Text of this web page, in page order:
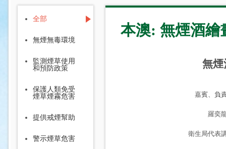
全部
無煙無毒環境
監測煙草使用
和預防政策
保護人類免受
煙草煙霧危害
提供戒煙幫助
警示煙草危害
本澳: 無煙酒繪
無煙
嘉賓、負
羅奕
衛生局代表